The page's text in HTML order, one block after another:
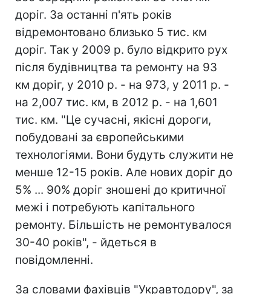
доріг. За останні п'ять років
відремонтовано близько 5 тис. км
доріг. Так у 2009 р. було відкрито рух
після будівництва та ремонту на 93
км доріг, у 2010 р. - на 973, у 2011 р. -
на 2,007 тис. км, в 2012 р. - на 1,601
тис. км. "Це сучасні, якісні дороги,
побудовані за європейськими
технологіями. Вони будуть служити не
менше 12-15 років. Але нових доріг до
5% ... 90% доріг зношені до критичної
межі і потребують капітального
ремонту. Більшість не ремонтувалося
30-40 років", - йдеться в
повідомленні.
За словами фахівців "Укравтодору", за